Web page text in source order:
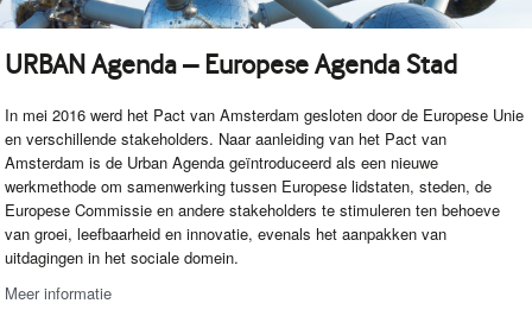
Programma’s en netwerken
Wie is wie
Over
URBAN Agenda – Europese Agenda Stad
In mei 2016 werd het Pact van Amsterdam gesloten door de Europese Unie
en verschillende stakeholders. Naar aanleiding van het Pact van
Amsterdam is de Urban Agenda geïntroduceerd als een nieuwe
werkmethode om samenwerking tussen Europese lidstaten, steden, de
Europese Commissie en andere stakeholders te stimuleren ten behoeve
van groei, leefbaarheid en innovatie, evenals het aanpakken van
uitdagingen in het sociale domein.
Meer informatie